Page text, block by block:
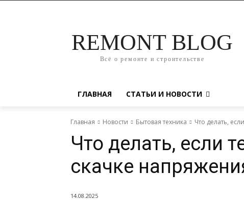
REMONT BLOG
Всё о ремонте и строительстве
ГЛАВНАЯ СТАТЬИ И НОВОСТИ
Главная Новости Бытовая техника Что делать,
Что делать, если
скачке
14.08.2025